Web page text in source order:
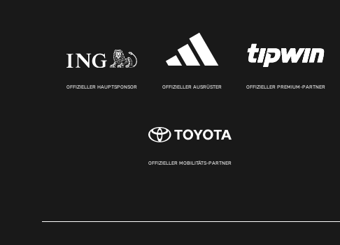
OFFIZIELLER HAUPTSPONSOR OFFIZIELLER AUSRÜSTER OFFIZIELLER PREMIUM-PARTNER
OFFIZIELLER MOBILITÄTS-PARTNER